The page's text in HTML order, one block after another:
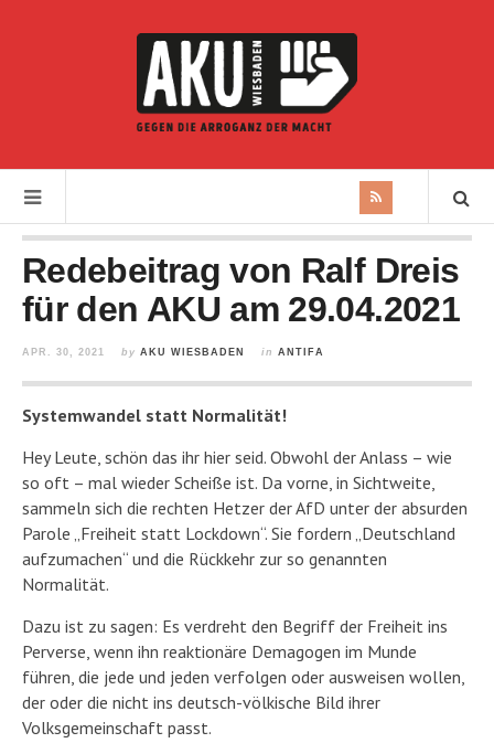
Redebeitrag von Ralf Dreis
für den AKU am 29.04.2021
APR. 30, 2021 by AKU WIESBADEN in ANTIFA
Systemwandel statt Normalität!
Hey Leute, schön das ihr hier seid. Obwohl der Anlass – wie
so oft – mal wieder Scheiße ist. Da vorne, in Sichtweite,
sammeln sich die rechten Hetzer der AfD unter der absurden
Parole „Freiheit statt Lockdown“. Sie fordern „Deutschland
aufzumachen“ und die Rückkehr zur so genannten
Normalität.
Dazu ist zu sagen: Es verdreht den Begriff der Freiheit ins
Perverse, wenn ihn reaktionäre Demagogen im Munde
führen, die jede und jeden verfolgen oder ausweisen wollen,
der oder die nicht ins deutsch-völkische Bild ihrer
Volksgemeinschaft passt.